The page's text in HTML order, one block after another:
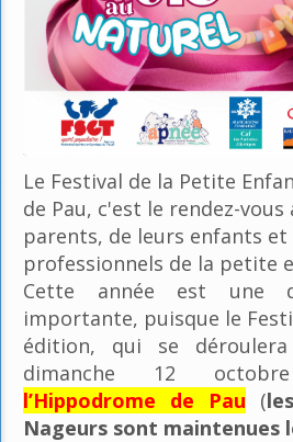
Le Festival de la Petite
de Pau, c'est le rendez-vous
parents, de leurs enfants et
professionnels de la petite
Cette année est une
importante, puisque le
édition, qui se
dimanche 12
l’Hippodrome de Pau (
Nageurs sont maintenues